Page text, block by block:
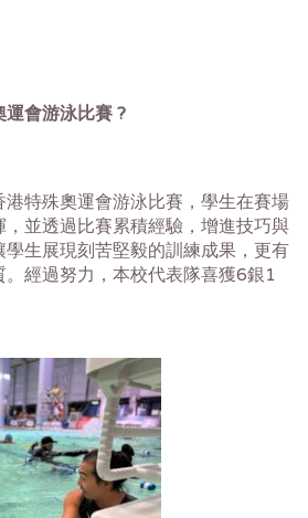
會游泳比賽 ?
特殊奧運會游泳比賽，學生在賽場
並透過比賽累積經驗，增進技巧與
學生展現刻苦堅毅的訓練成果，更有
經過努力，本校代表隊喜獲6銀1